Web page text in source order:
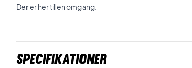
Der er her til en omgang.
Specifikationer